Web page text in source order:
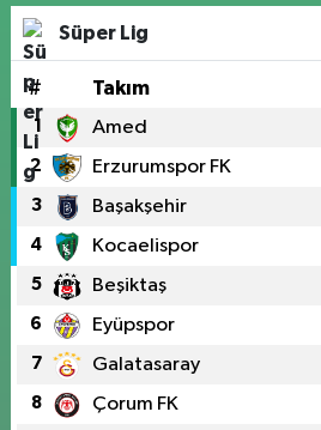
Süper Lig
# Takım
1 Amed
2 Erzurumspor FK
3 Başakşehir
4 Kocaelispor
5 Beşiktaş
6 Eyüpspor
7 Galatasaray
8 Çorum FK